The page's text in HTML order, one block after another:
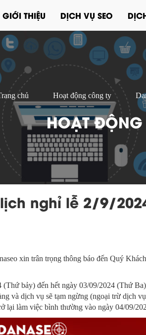
GIỚI THIỆU DỊCH VỤ SEO
chủ Hoạt động công ty
HOẠT
nghỉ lễ 2/9/
xin trân trọng thông báo đến Quý
bảy) đến hết ngày 03/09/2024 (Thứ
và dịch vụ sẽ tạm ngừng (ngoại trừ dịch
lại làm việc bình thường vào ngày 04/09/